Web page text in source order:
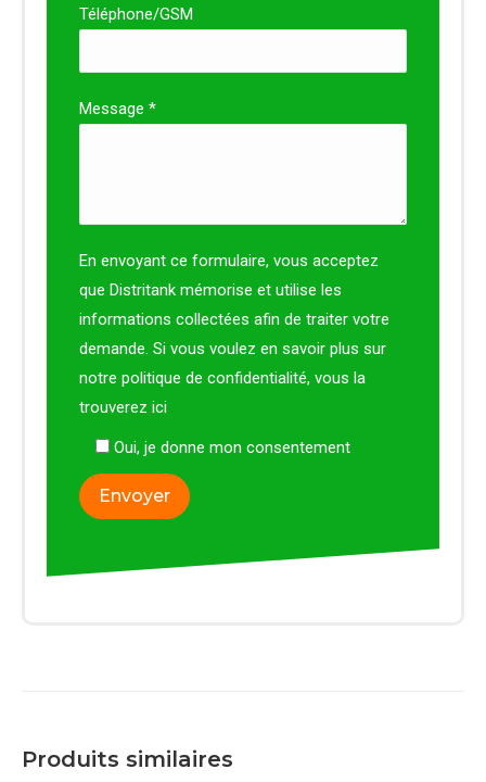
Téléphone/GSM
Message *
En envoyant ce formulaire, vous acceptez
que Distritank mémorise et utilise les
informations collectées afin de traiter votre
demande. Si vous voulez en savoir plus sur
notre politique de confidentialité, vous la
trouverez ici
Oui, je donne mon consentement
Produits similaires